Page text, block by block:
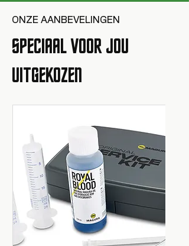
ONZE AANBEVELINGEN
SPECIAAL VOOR JOU
UITGEKOZEN